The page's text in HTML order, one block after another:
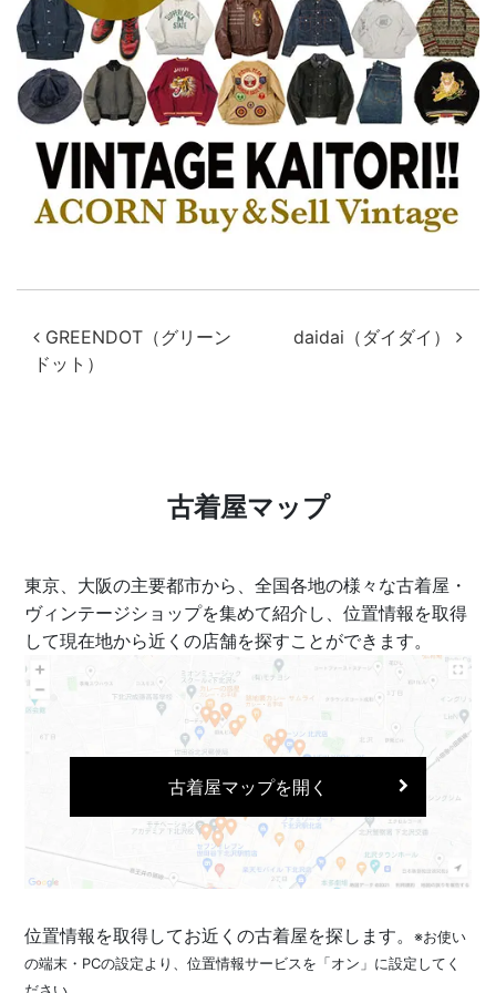
投稿ナビゲーション
GREENDOT（グリーン
ドット）
daidai（ダイダイ）
古着屋マップ
東京、大阪の主要都市から、全国各地の様々な古着屋・
ヴィンテージショップを集めて紹介し、位置情報を取得
して現在地から近くの店舗を探すことができます。
古着屋マップを開く
位置情報を取得してお近くの古着屋を探します。※お使い
の端末・PCの設定より、位置情報サービスを「オン」に設定してく